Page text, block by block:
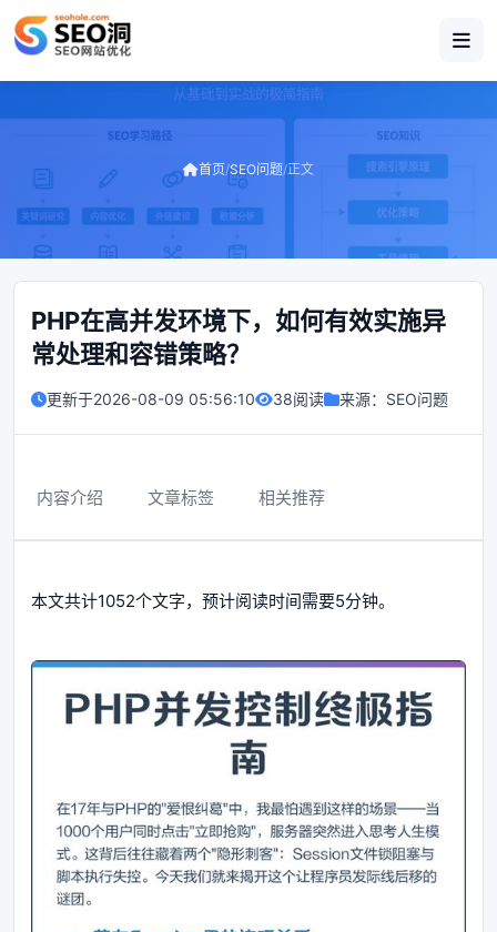
首页/SEO问题/正文
PHP在高并发环境下，如何有效实施异
常处理和容错策略？
更新于2026-08-09 05:56:10 38阅读 来源： SEO问题
内容介绍 文章标签 相关推荐
本文共计1052个文字，预计阅读时间需要5分钟。